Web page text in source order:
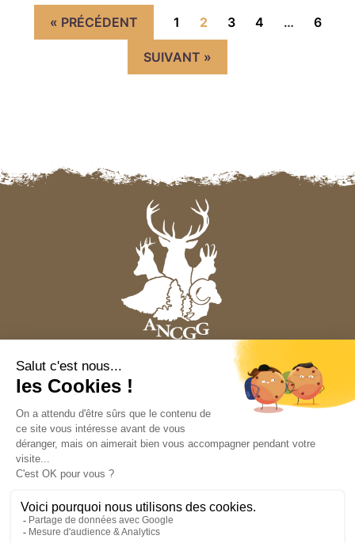
Navigation des articles
« PRÉCÉDENT 1 2 3 4 … 6
SUIVANT »
Mentions légales
Politique de confidentialité
Plan du site